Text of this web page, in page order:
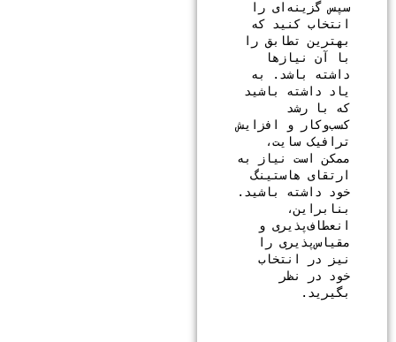
سپس گزینه‌ای را
انتخاب کنید که
بهترین تطابق را
با آن نیازها
داشته باشد. به
یاد داشته باشید
که با رشد
کسب‌وکار و افزایش
ترافیک سایت،
ممکن است نیاز به
ارتقای هاستینگ
خود داشته باشید.
بنابراین،
انعطاف‌پذیری و
مقیاس‌پذیری را
نیز در انتخاب
خود در نظر
بگیرید.